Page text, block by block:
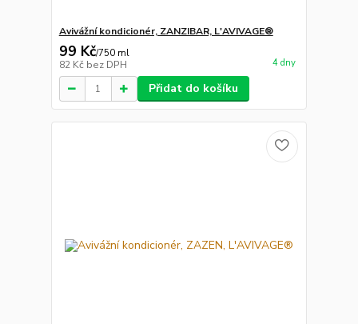
Avivážní kondicionér, ZANZIBAR, L'AVIVAGE®
99 Kč/750 ml
82 Kč bez DPH 4 dny
Přidat do košíku